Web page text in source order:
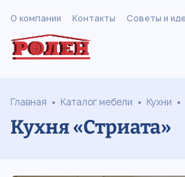
О компании Контакты Советы и
Главная Каталог мебели Кухни
Кухня «Стриата»